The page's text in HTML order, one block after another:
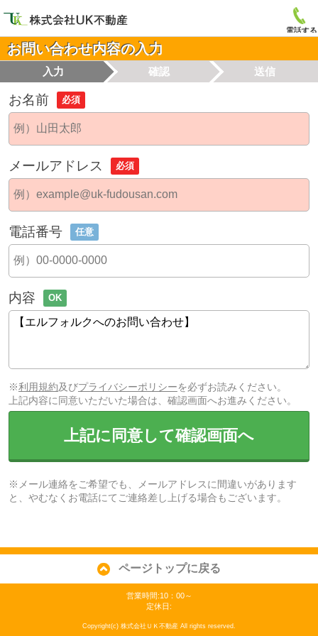
電話する
お問い合わせ内容の入力
入力 確認 送信
お名前 必須
メールアドレス 必須
電話番号 任意
内容 OK
※利用規約及びプライバシーポリシーを必ずお読みください。
上記内容に同意いただいた場合は、確認画面へお進みください。
上記に同意して確認画面へ
※メール連絡をご希望でも、メールアドレスに間違いがあります
と、やむなくお電話にてご連絡差し上げる場合もございます。
ページトップに戻る
営業時間:10：00～
定休日:
Copyright(c) 株式会社ＵＫ不動産 All rights reserved.